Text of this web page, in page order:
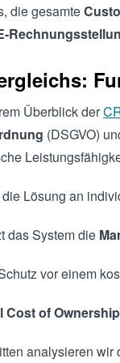
die gesamte
Überblick der
(DSGVO)
Lösung an
das System die
vor einem
Cost of Ownership
analysieren